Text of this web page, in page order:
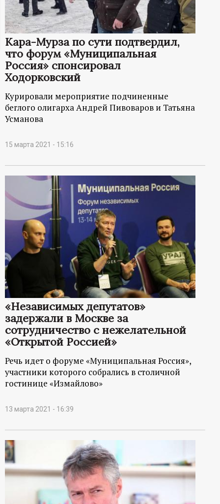
м
а
ц
и
о
ы
й
п
о
р
т
а
л
Кара-Мурза по сути подтвердил,
что форум «Муниципальная
Россия» спонсировал
Ходорковский
Курировали мероприятие подчиненные
беглого олигарха Андрей Пивоваров и Татьяна
Усманова
15 марта 2021 - 15:16
«Независимых депутатов»
задержали в Москве за
сотрудничество с нежелательной
«Открытой Россией»
Речь идет о форуме «Муниципальная Россия»,
участники которого собрались в столичной
гостинице «Измайлово»
13 марта 2021 - 16:39